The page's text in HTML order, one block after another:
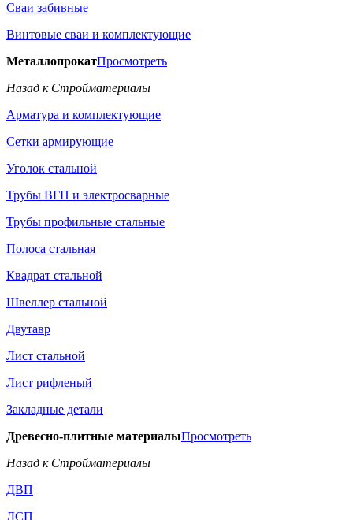
Сваи забивные
Винтовые сваи и комплектующие
МеталлопрокатПросмотреть
Назад к Стройматериалы
Арматура и комплектующие
Сетки армирующие
Уголок стальной
Трубы ВГП и электросварные
Трубы профильные стальные
Полоса стальная
Квадрат стальной
Швеллер стальной
Двутавр
Лист стальной
Лист рифленый
Закладные детали
Древесно-плитные материалыПросмотреть
Назад к Стройматериалы
ДВП
ДСП